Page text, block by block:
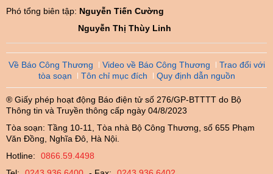
Phó tổng biên tập: Nguyễn Tiến Cường
Nguyễn Thị Thùy Linh
Về Báo Công Thương Video về Báo Công Thương
Trao đổi với
tòa soạn
Tôn chỉ mục đích Quy định dẫn nguồn
® Giấy phép hoạt động Báo điện tử số 276/GP-BTTTT do Bộ
Thông tin và Truyền thông cấp ngày 04/8/2023
Tòa soạn: Tầng 10-11, Tòa nhà Bộ Công Thương, số 655 Phạm
Văn Đồng, Nghĩa Đô, Hà Nội.
Hotline:
0866.59.4498